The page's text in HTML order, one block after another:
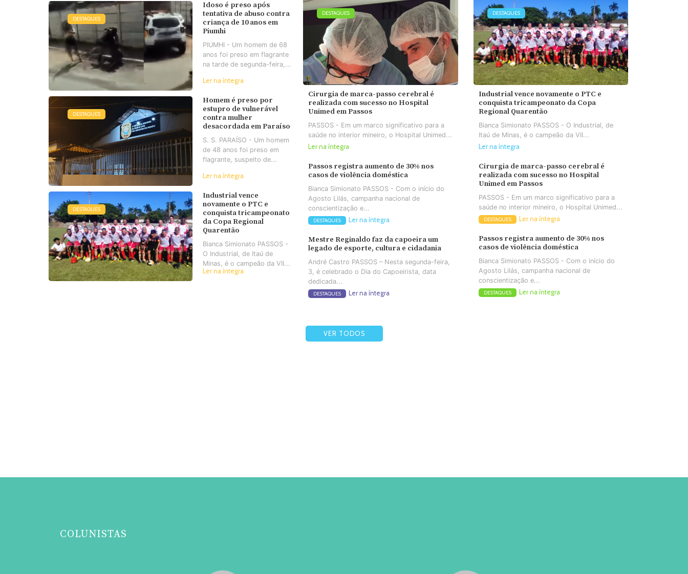
DESTAQUES
Idoso é preso após
tentativa de abuso contra
criança de 10 anos em
Piumhi
PIUMHI - Um homem de 68
anos foi preso em flagrante
na tarde de segunda-feira,...
Ler na íntegra
DESTAQUES
Homem é preso por
estupro de vulnerável
contra mulher
desacordada em Paraíso
S. S. PARAÍSO - Um homem
de 48 anos foi preso em
flagrante, suspeito de...
Ler na íntegra
DESTAQUES
Industrial vence
novamente o PTC e
conquista tricampeonato
da Copa Regional
Quarentão
Bianca Simionato PASSOS -
O Industrial, de Itaú de
Minas, é o campeão da VII...
Ler na íntegra
DESTAQUES
Cirurgia de marca-passo cerebral é
realizada com sucesso no Hospital
Unimed em Passos
PASSOS - Em um marco significativo para a
saúde no interior mineiro, o Hospital Unimed...
Ler na íntegra
Passos registra aumento de 30% nos
casos de violência doméstica
Bianca Simionato PASSOS - Com o início do
Agosto Lilás, campanha nacional de
conscientização e...
DESTAQUES Ler na íntegra
Mestre Reginaldo faz da capoeira um
legado de esporte, cultura e cidadania
André Castro PASSOS – Nesta segunda-feira,
3, é celebrado o Dia do Capoeirista, data
dedicada...
DESTAQUES Ler na íntegra
DESTAQUES
Industrial vence novamente o PTC e
conquista tricampeonato da Copa
Regional Quarentão
Bianca Simionato PASSOS - O Industrial, de
Itaú de Minas, é o campeão da VII...
Ler na íntegra
Cirurgia de marca-passo cerebral é
realizada com sucesso no Hospital
Unimed em Passos
PASSOS - Em um marco significativo para a
saúde no interior mineiro, o Hospital Unimed...
DESTAQUES Ler na íntegra
Passos registra aumento de 30% nos
casos de violência doméstica
Bianca Simionato PASSOS - Com o início do
Agosto Lilás, campanha nacional de
conscientização e...
DESTAQUES Ler na íntegra
VER TODOS
COLUNISTAS